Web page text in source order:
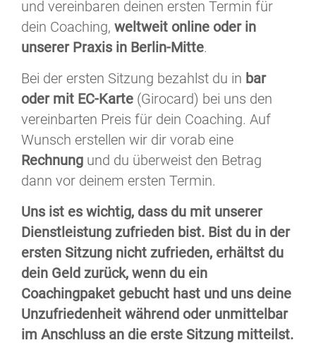
und vereinbaren deinen ersten Termin für
dein Coaching, weltweit online oder in
unserer Praxis in Berlin-Mitte.
Bei der ersten Sitzung bezahlst du in bar
oder mit EC-Karte (Girocard) bei uns den
vereinbarten Preis für dein Coaching. Auf
Wunsch erstellen wir dir vorab eine
Rechnung und du überweist den Betrag
dann vor deinem ersten Termin.
Uns ist es wichtig, dass du mit unserer
Dienstleistung zufrieden bist. Bist du in der
ersten Sitzung nicht zufrieden, erhältst du
dein Geld zurück, wenn du ein
Coachingpaket gebucht hast und uns deine
Unzufriedenheit während oder unmittelbar
im Anschluss an die erste Sitzung mitteilst.